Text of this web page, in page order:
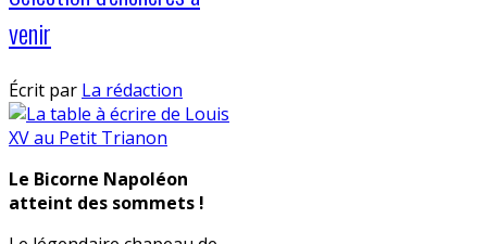
venir
Écrit par La rédaction
Le Bicorne Napoléon
atteint des sommets !